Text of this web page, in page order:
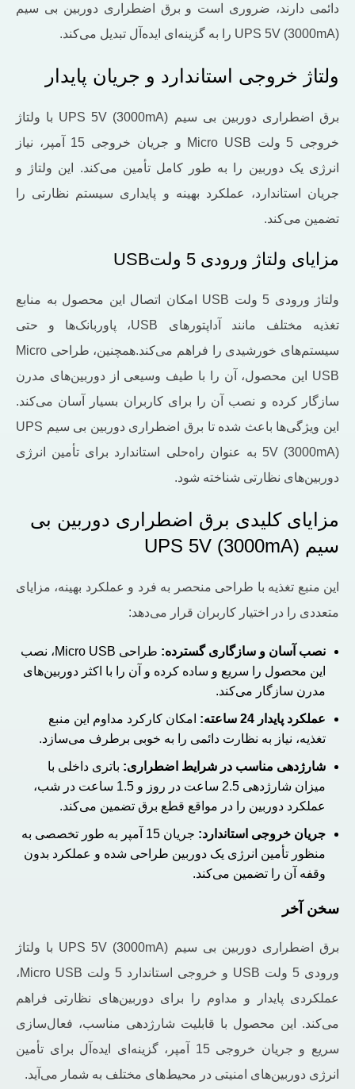
دائمی دارند، ضروری است و برق اضطراری دوربین بی سیم
UPS 5V (3000mA) را به گزینه‌ای ایده‌آل تبدیل می‌کند.
ولتاژ خروجی استاندارد و جریان پایدار
برق اضطراری دوربین بی سیم UPS 5V (3000mA) با ولتاژ
خروجی 5 ولت Micro USB و جریان خروجی 15 آمپر، نیاز
انرژی یک دوربین را به‌ طور کامل تأمین می‌کند. این ولتاژ و
جریان استاندارد، عملکرد بهینه و پایداری سیستم نظارتی را
تضمین می‌کند.
مزایای ولتاژ ورودی 5 ولتUSB
ولتاژ ورودی 5 ولت USB امکان اتصال این محصول به منابع
تغذیه مختلف مانند آداپتورهای USB، پاوربانک‌ها و حتی
سیستم‌های خورشیدی را فراهم می‌کند.همچنین، طراحی Micro
USB این محصول، آن را با طیف وسیعی از دوربین‌های مدرن
سازگار کرده و نصب آن را برای کاربران بسیار آسان می‌کند.
این ویژگی‌ها باعث شده تا برق اضطراری دوربین بی سیم UPS
5V (3000mA) به ‌عنوان راه‌حلی استاندارد برای تأمین انرژی
دوربین‌های نظارتی شناخته شود.
مزایای کلیدی برق اضطراری دوربین بی
سیم UPS 5V (3000mA)
این منبع تغذیه با طراحی منحصر به ‌فرد و عملکرد بهینه، مزایای
متعددی را در اختیار کاربران قرار می‌دهد:
نصب آسان و سازگاری گسترده:
طراحی Micro USB، نصب
این محصول را سریع و ساده کرده و آن را با اکثر دوربین‌های
مدرن سازگار می‌کند.
عملکرد پایدار 24 ساعته: امکان کارکرد مداوم این منبع
تغذیه، نیاز به نظارت دائمی را به ‌خوبی برطرف می‌سازد.
شارژدهی مناسب در شرایط اضطراری: باتری داخلی با
میزان شارژدهی 2.5 ساعت در روز و 1.5 ساعت در شب،
عملکرد دوربین را در مواقع قطع برق تضمین می‌کند.
جریان خروجی استاندارد:
جریان 15 آمپر به ‌طور تخصصی به
منظور تأمین انرژی یک دوربین طراحی شده و عملکرد بدون
وقفه آن را تضمین می‌کند.
سخن آخر
برق اضطراری دوربین بی سیم UPS 5V (3000mA) با ولتاژ
ورودی 5 ولت USB و خروجی استاندارد 5 ولت Micro USB،
عملکردی پایدار و مداوم را برای دوربین‌های نظارتی فراهم
می‌کند. این محصول با قابلیت شارژدهی مناسب، فعال‌سازی
سریع و جریان خروجی 15 آمپر، گزینه‌ای ایده‌آل برای تأمین
انرژی دوربین‌های امنیتی در محیط‌های مختلف به شمار می‌آید.